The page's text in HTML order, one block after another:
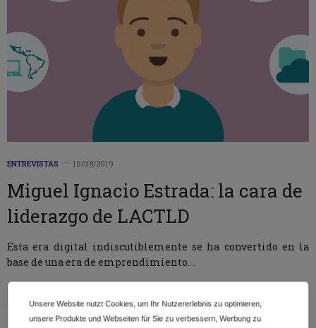
ENTREVISTAS 15/08/2019
Miguel Ignacio Estrada: la cara de
liderazgo de LACTLD
Esta era digital indiscutiblemente se ha convertido en la
base de una era de emprendimiento.…
Unsere Website nutzt Cookies, um Ihr Nutzererlebnis zu optimieren,
unsere Produkte und Webseiten für Sie zu verbessern, Werbung zu